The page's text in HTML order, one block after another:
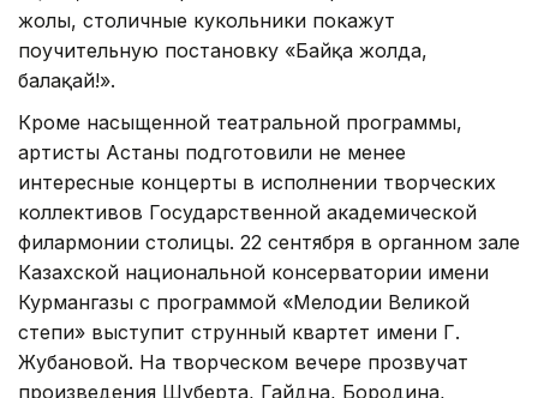
жолы, столичные кукольники покажут
поучительную постановку «Байқа жолда,
балақай!».
Кроме насыщенной театральной программы,
артисты Астаны подготовили не менее
интересные концерты в исполнении творческих
коллективов Государственной академической
филармонии столицы. 22 сентября в органном зале
Казахской национальной консерватории имени
Курмангазы с программой «Мелодии Великой
степи» выступит струнный квартет имени Г.
Жубановой. На творческом вечере прозвучат
произведения Шуберта, Гайдна, Бородина,